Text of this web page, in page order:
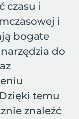
czasu i
i
bogate
do
temu
znaleźć